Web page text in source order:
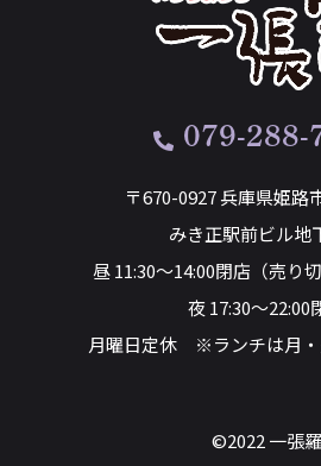
079-288-
〒670-0927 兵庫県姫路
みき正駅前ビル地
昼 11:30～14:00閉店（売り
夜 17:30～22:00
月曜日定休 ※ランチは月・
©2022 一張羅